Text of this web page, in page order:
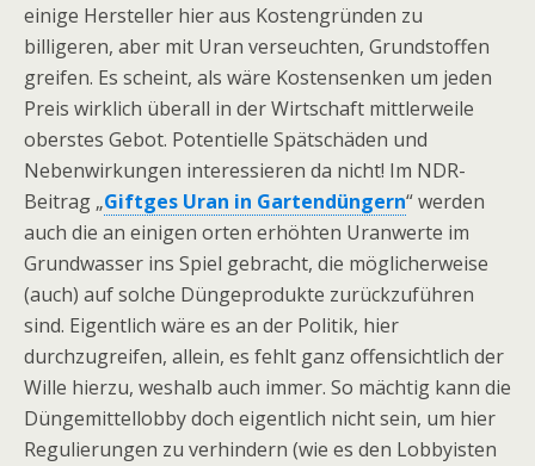
einige Hersteller hier aus Kostengründen zu
billigeren, aber mit Uran verseuchten, Grundstoffen
greifen. Es scheint, als wäre Kostensenken um jeden
Preis wirklich überall in der Wirtschaft mittlerweile
oberstes Gebot. Potentielle Spätschäden und
Nebenwirkungen interessieren da nicht! Im NDR-
Beitrag „Giftges Uran in Gartendüngern“ werden
auch die an einigen orten erhöhten Uranwerte im
Grundwasser ins Spiel gebracht, die möglicherweise
(auch) auf solche Düngeprodukte zurückzuführen
sind. Eigentlich wäre es an der Politik, hier
durchzugreifen, allein, es fehlt ganz offensichtlich der
Wille hierzu, weshalb auch immer. So mächtig kann die
Düngemittellobby doch eigentlich nicht sein, um hier
Regulierungen zu verhindern (wie es den Lobbyisten